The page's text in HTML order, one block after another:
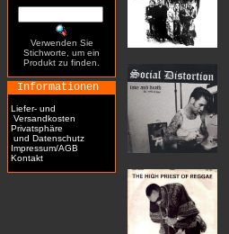
Verwenden Sie
Stichworte, um ein
Produkt zu finden.
Informationen
Liefer- und
Versandkosten
Privatsphäre
und Datenschutz
Impressum/AGB
Kontakt